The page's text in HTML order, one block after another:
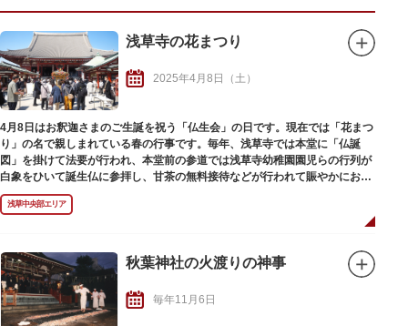
浅草寺の花まつり
2025年4月8日（土）
4月8日はお釈迦さまのご生誕を祝う「仏生会」の日です。現在では「花まつ
り」の名で親しまれている春の行事です。毎年、浅草寺では本堂に「仏誕
図」を掛けて法要が行われ、本堂前の参道では浅草寺幼稚園園児らの行列が
白象をひいて誕生仏に参拝し、甘茶の無料接待などが行われて賑やかにお釈
迦さまの誕生を祝う一日となります。
浅草中央部エリア
秋葉神社の火渡りの神事
毎年11月6日